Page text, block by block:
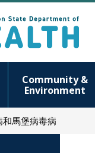
Community &
Environment
馬堡病毒病